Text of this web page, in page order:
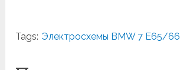
Tags: Электросхемы BMW 7 E65/66